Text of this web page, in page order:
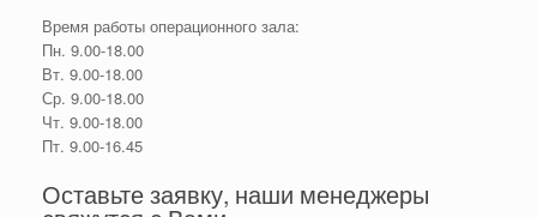
Время работы операционного зала:
Пн. 9.00-18.00
Вт. 9.00-18.00
Ср. 9.00-18.00
Чт. 9.00-18.00
Пт. 9.00-16.45
Оставьте заявку, наши менеджеры